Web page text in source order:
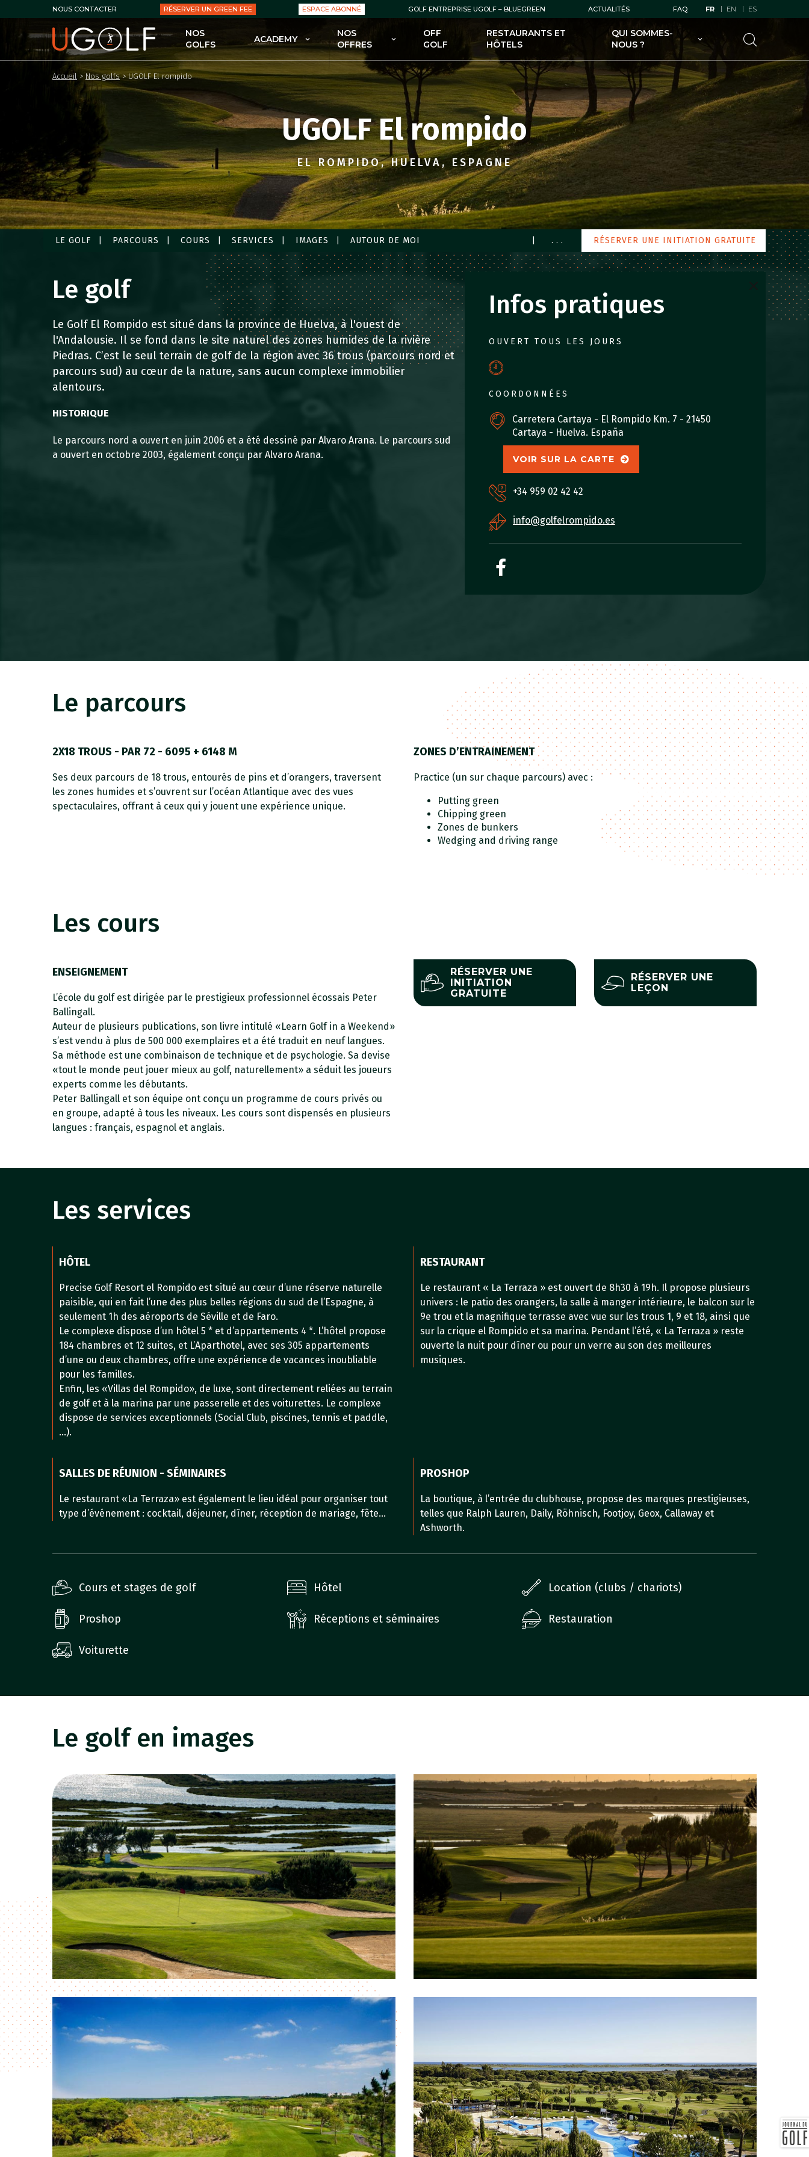
NOUS CONTACTER RÉSERVER UN GREEN FEE ESPACE ABONNÉ GOLF ENTREPRISE UGOLF – BLUEGREEN ACTUALITÉS FAQ FR EN ES
NOS
GOLFS
ACADEMY
LES FORMULES POUR DÉBUTER
LES FORMULES POUR SE
PERFECTIONNER AU GOLF
LES COURS POUR ENFANTS
LES STAGES
NOS
OFFRES
NOS OFFRES : GREEN FEES
NOS OFFRES : ABONNEMENTS
NOS OFFRES : ENSEIGNEMENT
NOS OFFRES : BOUTIQUES
NOS OFFRES – BONS PLANS /
PROMOS
OFF
GOLF
RESTAURANTS ET
HÔTELS
QUI SOMMES-
NOUS ?
UGOLF AU SERVICE DES
GOLFEURS
UGOLF AU SERVICE DES
PROPRIÉTAIRES DE GOLFS
UGOLF ET SES FILIALES
UGOLF ÉCODURABLE
Accueil > Nos golfs > UGOLF El rompido
UGOLF El rompido
EL ROMPIDO, HUELVA, ESPAGNE
LE GOLF PARCOURS COURS SERVICES IMAGES AUTOUR DE MOI ... RÉSERVER UNE INITIATION GRATUITE
Le golf
Le Golf El Rompido est situé dans la province de Huelva, à l'ouest de
l'Andalousie. Il se fond dans le site naturel des zones humides de la rivière
Piedras. C’est le seul terrain de golf de la région avec 36 trous (parcours nord et
parcours sud) au cœur de la nature, sans aucun complexe immobilier
alentours.
HISTORIQUE
Le parcours nord a ouvert en juin 2006 et a été dessiné par Alvaro Arana. Le parcours sud
a ouvert en octobre 2003, également conçu par Alvaro Arana.
Infos pratiques
OUVERT TOUS LES JOURS
COORDONNÉES
Carretera Cartaya - El Rompido Km. 7 - 21450
Cartaya - Huelva. España
VOIR SUR LA CARTE
+34 959 02 42 42
info@golfelrompido.es
Le parcours
2X18 TROUS - PAR 72 - 6095 + 6148 M
Ses deux parcours de 18 trous, entourés de pins et d’orangers, traversent
les zones humides et s’ouvrent sur l’océan Atlantique avec des vues
spectaculaires, offrant à ceux qui y jouent une expérience unique.
ZONES D’ENTRAINEMENT
Practice (un sur chaque parcours) avec :
Putting green
Chipping green
Zones de bunkers
Wedging and driving range
Les cours
ENSEIGNEMENT
L’école du golf est dirigée par le prestigieux professionnel écossais Peter
Ballingall.
Auteur de plusieurs publications, son livre intitulé «Learn Golf in a Weekend»
s’est vendu à plus de 500 000 exemplaires et a été traduit en neuf langues.
Sa méthode est une combinaison de technique et de psychologie. Sa devise
«tout le monde peut jouer mieux au golf, naturellement» a séduit les joueurs
experts comme les débutants.
Peter Ballingall et son équipe ont conçu un programme de cours privés ou
en groupe, adapté à tous les niveaux. Les cours sont dispensés en plusieurs
langues : français, espagnol et anglais.
RÉSERVER UNE
INITIATION
GRATUITE
RÉSERVER UNE
LEÇON
Les services
HÔTEL
Precise Golf Resort el Rompido est situé au cœur d’une réserve naturelle
paisible, qui en fait l’une des plus belles régions du sud de l’Espagne, à
seulement 1h des aéroports de Séville et de Faro.
Le complexe dispose d’un hôtel 5 * et d’appartements 4 *. L’hôtel propose
184 chambres et 12 suites, et L’Aparthotel, avec ses 305 appartements
d’une ou deux chambres, offre une expérience de vacances inoubliable
pour les familles.
Enfin, les «Villas del Rompido», de luxe, sont directement reliées au terrain
de golf et à la marina par une passerelle et des voiturettes. Le complexe
dispose de services exceptionnels (Social Club, piscines, tennis et paddle,
…).
RESTAURANT
Le restaurant « La Terraza » est ouvert de 8h30 à 19h. Il propose plusieurs
univers : le patio des orangers, la salle à manger intérieure, le balcon sur le
9e trou et la magnifique terrasse avec vue sur les trous 1, 9 et 18, ainsi que
sur la crique el Rompido et sa marina. Pendant l’été, « La Terraza » reste
ouverte la nuit pour dîner ou pour un verre au son des meilleures
musiques.
SALLES DE RÉUNION - SÉMINAIRES
Le restaurant «La Terraza» est également le lieu idéal pour organiser tout
type d’événement : cocktail, déjeuner, dîner, réception de mariage, fête…
PROSHOP
La boutique, à l’entrée du clubhouse, propose des marques prestigieuses,
telles que Ralph Lauren, Daily, Röhnisch, Footjoy, Geox, Callaway et
Ashworth.
Cours et stages de golf Hôtel Location (clubs / chariots)
Proshop Réceptions et séminaires Restauration
Voiturette
Le golf en images